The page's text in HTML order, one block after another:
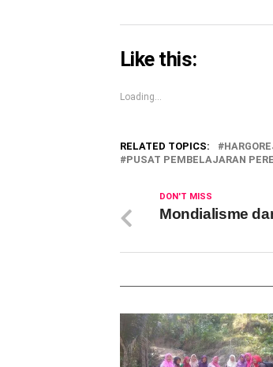
Like this:
Loading...
RELATED TOPICS:
PUSAT PEMBELAJARAN
DON'T MISS
Mondialisme